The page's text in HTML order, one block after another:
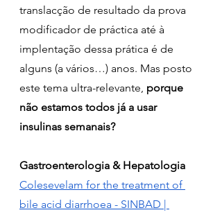
translacção de resultado da prova
modificador de práctica até à
implentação dessa prática é de
alguns (a vários…) anos. Mas posto
este tema ultra-relevante, porque
não estamos todos já a usar
insulinas semanais?
Gastroenterologia & Hepatologia
Colesevelam for the treatment of
bile acid diarrhoea - SINBAD |